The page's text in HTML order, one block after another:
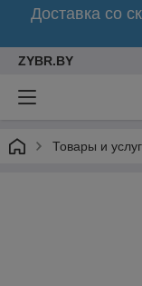
Доставка со
ZYBR.BY
Товары и